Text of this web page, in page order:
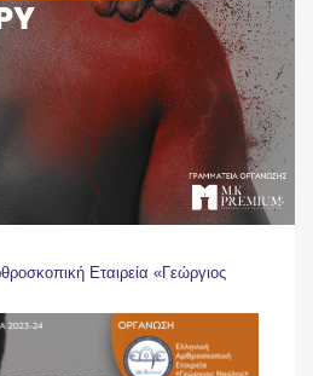
Εταιρεία «Γεώργιος